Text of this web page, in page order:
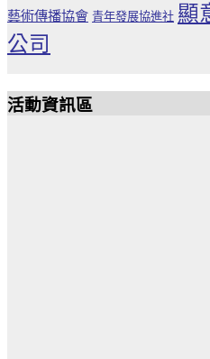
藝術傳播協會 青年發展協進社 顯
公司
活動資訊區